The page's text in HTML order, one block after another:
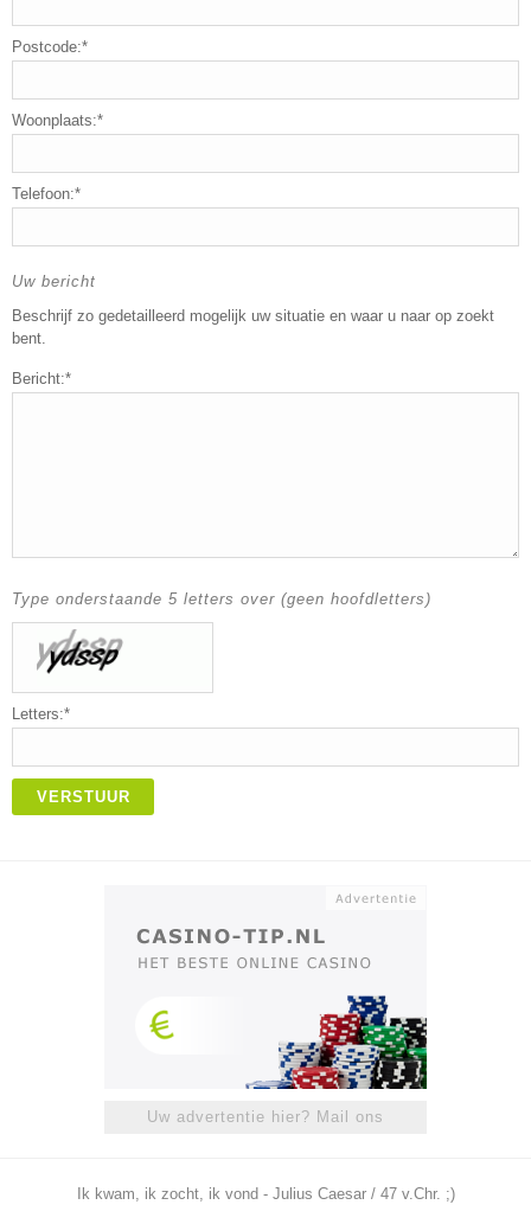
Postcode:*
Woonplaats:*
Telefoon:*
Uw bericht
Beschrijf zo gedetailleerd mogelijk uw situatie en waar u naar op zoekt
bent.
Bericht:*
Type onderstaande 5 letters over (geen hoofdletters)
Letters:*
VERSTUUR
Uw advertentie hier? Mail ons
Ik kwam, ik zocht, ik vond - Julius Caesar / 47 v.Chr. ;)